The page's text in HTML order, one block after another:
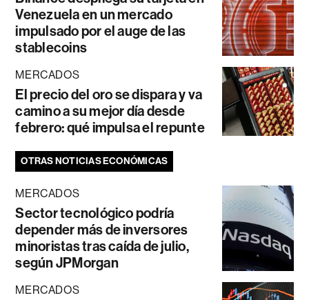
Venezuela en un mercado
impulsado por el auge de las
stablecoins
MERCADOS
El precio del oro se dispara y va
camino a su mejor día desde
febrero: qué impulsa el repunte
OTRAS NOTICIAS ECONÓMICAS
MERCADOS
Sector tecnológico podría
depender más de inversores
minoristas tras caída de julio,
según JPMorgan
MERCADOS